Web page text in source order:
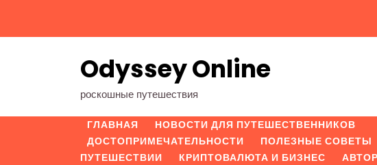
содержимому
Odyssey Online
роскошные путешествия
ГЛАВНАЯ
НОВОСТИ ДЛЯ ПУТЕШЕСТВЕННИКОВ
ДОСТОПРИМЕЧАТЕЛЬНОСТИ
ПОЛЕЗНЫЕ СОВЕТЫ
ПУТЕШЕСТВИИ
КРИПТОВАЛЮТА И БИЗНЕС